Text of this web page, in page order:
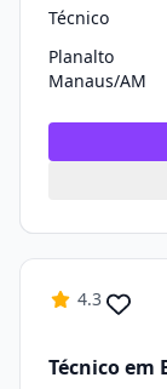
Técnico
Planalto
Manaus/AM
4.3
Técnico em